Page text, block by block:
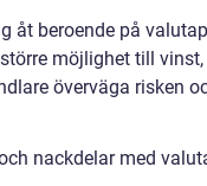
åt beroende på
möjlighet till
överväga risken
nackdelar med